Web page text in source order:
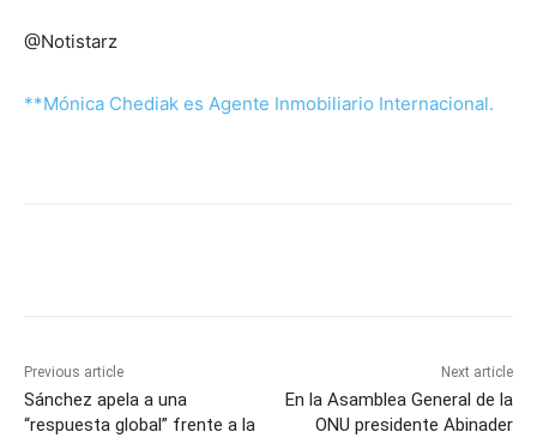
@Notistarz
**Mónica Chediak es Agente Inmobiliario Internacional.
Previous article
Sánchez apela a una
“respuesta global” frente a la
Next article
En la Asamblea General de la
ONU presidente Abinader